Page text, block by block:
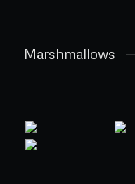
Marshmallows